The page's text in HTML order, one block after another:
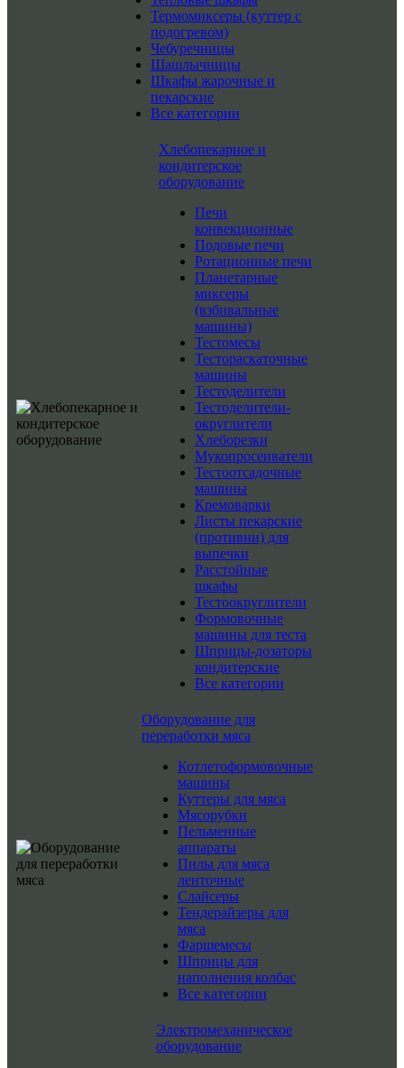
Термомиксеры (куттер с
подогревом)
Чебуречницы
Шашлычницы
Шкафы жарочные и
пекарские
Все категории
Хлебопекарное и
кондитерское
оборудование
Печи
конвекционные
Подовые печи
Ротационные печи
Планетарные
миксеры
(взбивальные
машины)
Тестомесы
Тестораскаточные
машины
Тестоделители
Тестоделители-
округлители
Хлеборезки
Мукопросеиватели
Тестоотсадочные
машины
Кремоварки
Листы пекарские
(противни) для
выпечки
Расстойные
шкафы
Тестоокруглители
Формовочные
машины для теста
Шприцы-дозаторы
кондитерские
Все категории
Оборудование для
переработки мяса
Котлетоформовочные
машины
Куттеры для мяса
Мясорубки
Пельменные
аппараты
Пилы для мяса
ленточные
Слайсеры
Тендерайзеры для
мяса
Фаршемесы
Шприцы для
наполнения колбас
Все категории
Электромеханическое
оборудование